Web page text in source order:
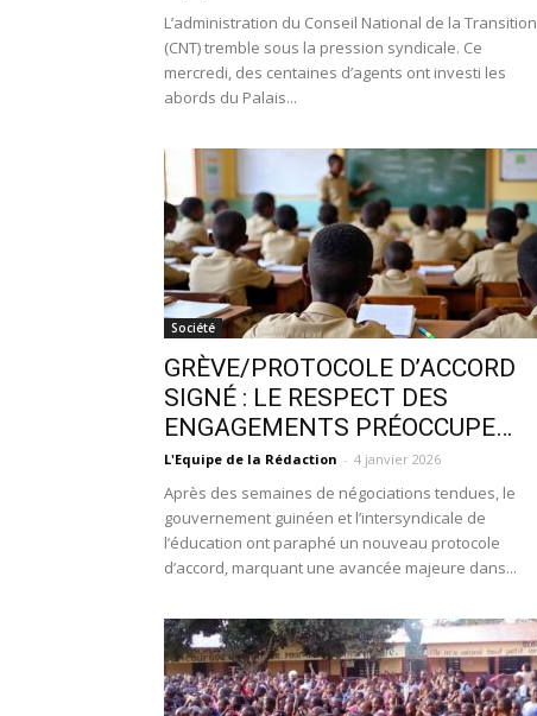
L’administration du Conseil National de la Transition
(CNT) tremble sous la pression syndicale. Ce
mercredi, des centaines d’agents ont investi les
abords du Palais...
Société
GRÈVE/PROTOCOLE D’ACCORD
SIGNÉ : LE RESPECT DES
ENGAGEMENTS PRÉOCCUPE…
L'Equipe de la Rédaction - 4 janvier 2026
Après des semaines de négociations tendues, le
gouvernement guinéen et l’intersyndicale de
l’éducation ont paraphé un nouveau protocole
d’accord, marquant une avancée majeure dans...